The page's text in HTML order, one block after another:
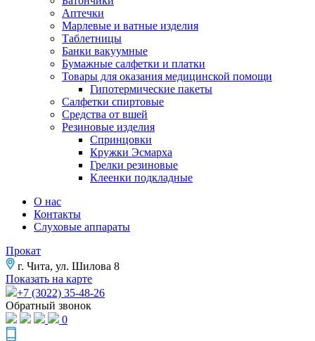
Аптечки
Марлевые и ватные изделия
Таблетницы
Банки вакуумные
Бумажные салфетки и платки
Товары для оказания медицинской помощи
Гипотермические пакеты
Салфетки спиртовые
Средства от вшей
Резиновые изделия
Спринцовки
Кружки Эсмарха
Грелки резиновые
Клеенки подкладные
О нас
Контакты
Слуховые аппараты
Прокат
г. Чита, ул. Шилова 8
Показать на карте
+7 (3022) 35-48-26
Обратный звонок
0